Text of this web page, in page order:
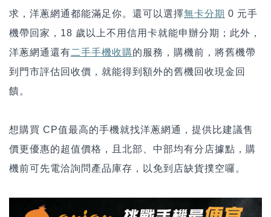
求，洋蔥網通都能滿足你。還可以選擇無卡分期 0 元手
機帶回家，18 歲以上不用信用卡就能申辦分期；此外，
洋蔥網通還有二手手機收購的服務，購機前，將舊機帶
到門市評估回收價，就能得到額外的舊機回收現金回
饋。
想購買 CP值最高的手機就找洋蔥網通，提供比建議售
價更優惠的超值價格，且北部、中部均有分店據點，購
機前可先電洽詢問產品庫存，以免到店缺貨撲空囉。